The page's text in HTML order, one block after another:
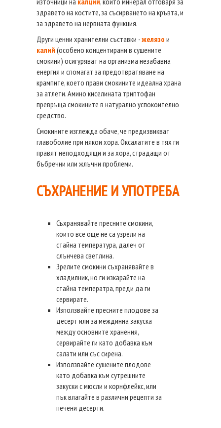
здравето на костите, за съсирването на кръвта, и
за здравето на нервната функция.
Други ценни хранителни съставки -желязо и
калий (особено концентирани в сушените
смокини) осигуряват на организма незабавна
енергия и спомагат за предотвратяване на
крампите, което прави смокините идеална храна
за атлети. Амино киселината триптофан
превръща смокините в натурално успокоително
средство.
Смокините изглежда обаче, че предизвикват
главоболие при някои хора. Оксалатите в тях ги
правят неподходящи и за хора, страдащи от
бъбречни или жлъчни проблеми.
СЪХРАНЕНИЕ И УПОТРЕБА
Съхранявайте пресните смокини,
които все още не са узрели на
стайна температура, далеч от
слънчева светлина.
Зрелите смокини съхранявайте в
хладилник, но ги изкарайте на
стайна температра, преди да ги
сервирате.
Използвайте пресните плодове за
десерт или за междинна закуска
между основните хранения,
сервирайте ги като добавка към
салати или със сирена.
Използвайте сушените плодове
като добавка към сутрешните
закуски с мюсли и корнфлейкс, или
пък влагайте в различни рецепти за
печени десерти.